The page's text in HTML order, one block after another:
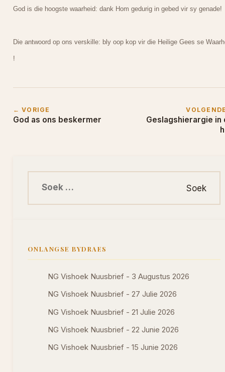
God is die hoogste waarheid: dank Hom gedurig in gebed vir sy genade!
Die antwoord op ons verskille: bly oop kop vir die Heilige Gees se
!
← VORIGE
God as ons beskermer
Geslagshierargie in
ONLANGSE BYDRAES
NG Vishoek Nuusbrief - 3 Augustus 2026
NG Vishoek Nuusbrief - 27 Julie 2026
NG Vishoek Nuusbrief - 21 Julie 2026
NG Vishoek Nuusbrief - 22 Junie 2026
NG Vishoek Nuusbrief - 15 Junie 2026